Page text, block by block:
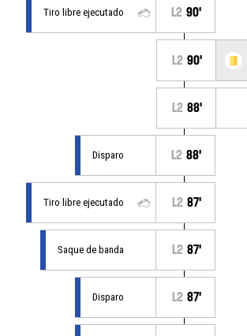
Tiro libre ejecutado L2 90'
L2 90'
L2 88'
Disparo L2 88'
Tiro libre ejecutado L2 87'
Saque de banda L2 87'
Disparo L2 87'